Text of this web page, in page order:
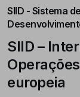
SIID - Sistema
SIID –
europeia